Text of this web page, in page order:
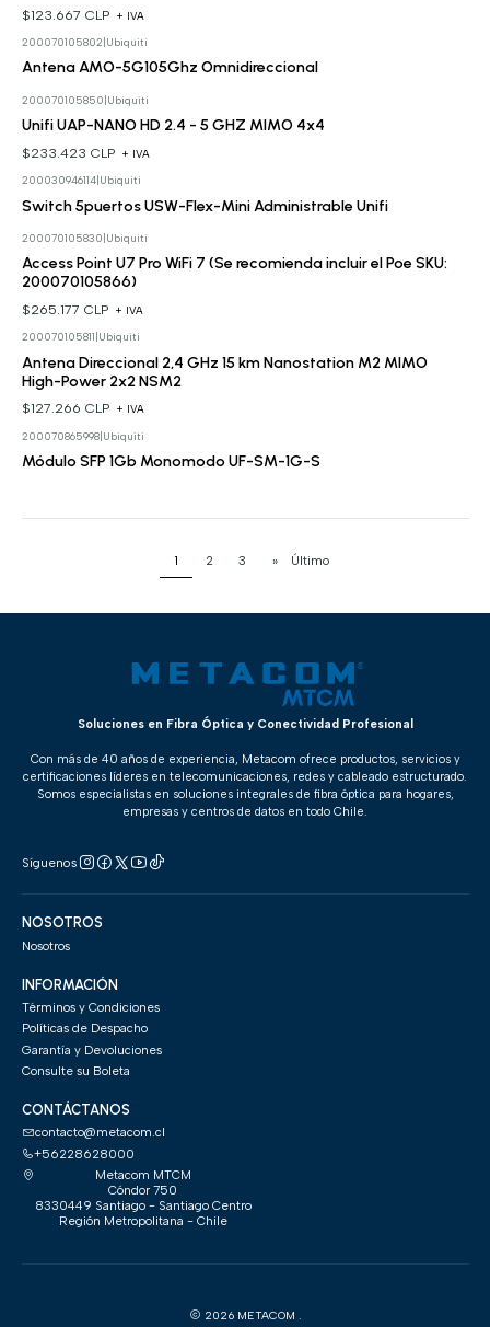
$123.667 CLP + IVA
200070105802 Ubiquiti
Antena AMO-5G105Ghz Omnidireccional
200070105850 Ubiquiti
Unifi UAP-NANO HD 2.4 - 5 GHZ MIMO 4x4
$233.423 CLP + IVA
200030946114| Ubiquiti
Switch 5puertos USW-Flex-Mini Administrable Unifi
200070105830 Ubiquiti
Access Point U7 Pro WiFi 7 (Se recomienda incluir el Poe SKU:
200070105866)
$265.177 CLP + IVA
200070105811 Ubiquiti
Antena Direccional 2,4 GHz 15 km Nanostation M2 MIMO
High-Power 2x2 NSM2
$127.266 CLP + IVA
200070865998| Ubiquiti
Módulo SFP 1Gb Monomodo UF-SM-1G-S
1 2 3 » Último
Soluciones en Fibra Óptica y Conectividad Profesional
Con más de 40 años de experiencia, Metacom ofrece productos, servicios y
certificaciones líderes en telecomunicaciones, redes y cableado estructurado.
Somos especialistas en soluciones integrales de fibra óptica para hogares,
empresas y centros de datos en todo Chile.
Síguenos
NOSOTROS
Nosotros
INFORMACIÓN
Términos y Condiciones
Políticas de Despacho
Garantía y Devoluciones
Consulte su Boleta
CONTÁCTANOS
contacto@metacom.cl
+56228628000
Metacom MTCM
Cóndor 750
8330449 Santiago - Santiago Centro
Región Metropolitana - Chile
2026 METACOM .